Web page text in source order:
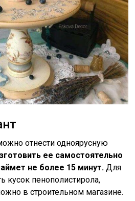
отнести одноярусную
ее самостоятельно
не более 15 минут. Для
кусок пенополистирола,
в строительном магазине.